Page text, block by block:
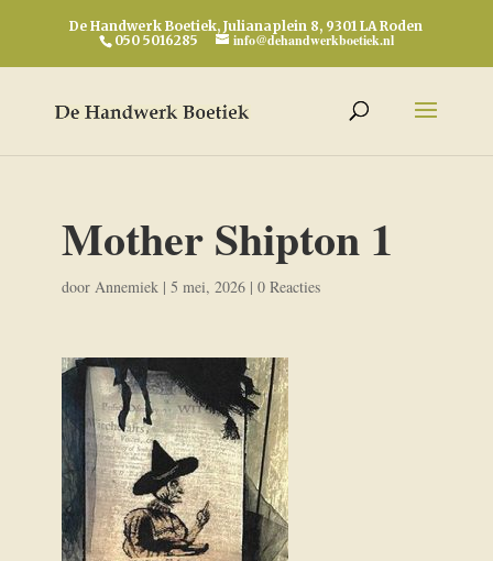
De Handwerk Boetiek, Julianaplein 8, 9301 LA Roden
050 5016285
info@dehandwerkboetiek.nl
Mother Shipton 1
door Annemiek| 5 mei, 2026| 0 Reacties